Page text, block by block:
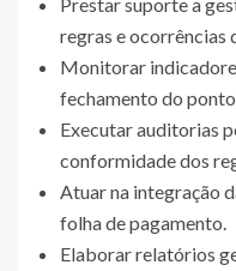
regras e ocorrências
Monitorar
fechamento do
Executar auditorias
conformidade dos
Atuar na integração
folha de pagamento.
Elaborar relatórios